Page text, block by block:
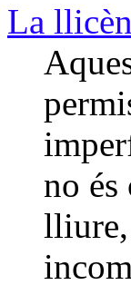
La
no
lliure,